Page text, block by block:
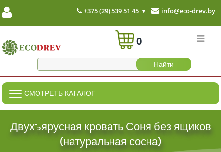
+375 (29) 539 51 45 info@eco-drev.by
0
СМОТРЕТЬ КАТАЛОГ
Двухъярусная кровать Соня без ящиков
(натуральная сосна)